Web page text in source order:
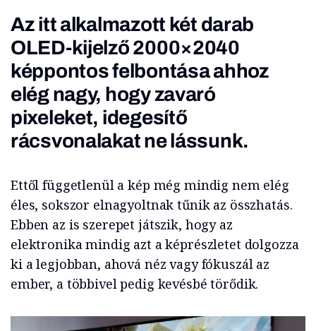
Az itt alkalmazott két darab
OLED-kijelző 2000×2040
képpontos felbontása ahhoz
elég nagy, hogy zavaró
pixeleket, idegesítő
rácsvonalakat ne lássunk.
Ettől függetlenül a kép még mindig nem elég
éles, sokszor elnagyoltnak tűnik az összhatás.
Ebben az is szerepet játszik, hogy az
elektronika mindig azt a képrészletet dolgozza
ki a legjobban, ahová néz vagy fókuszál az
ember, a többivel pedig kevésbé törődik.